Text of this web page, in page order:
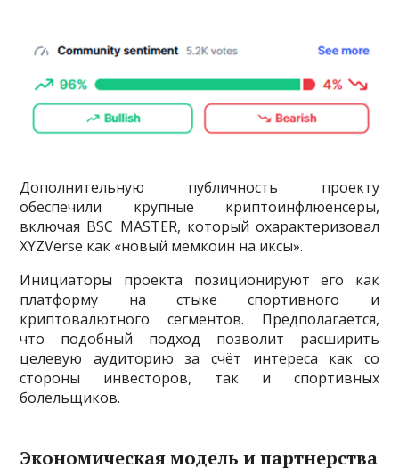
Дополнительную публичность проекту
обеспечили крупные криптоинфлюенсеры,
включая BSC MASTER, который охарактеризовал
XYZVerse как «новый мемкоин на иксы».
Инициаторы проекта позиционируют его как
платформу на стыке спортивного и
криптовалютного сегментов. Предполагается,
что подобный подход позволит расширить
целевую аудиторию за счёт интереса как со
стороны инвесторов, так и спортивных
болельщиков.
Экономическая модель и партнерства